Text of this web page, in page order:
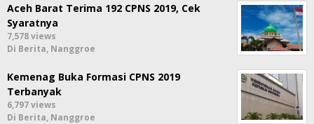
Aceh Barat Terima 192 CPNS 2019, Cek
Syaratnya
7,578 views
Di Berita, Nanggroe
Kemenag Buka Formasi CPNS 2019
Terbanyak
6,797 views
Di Berita, Nanggroe